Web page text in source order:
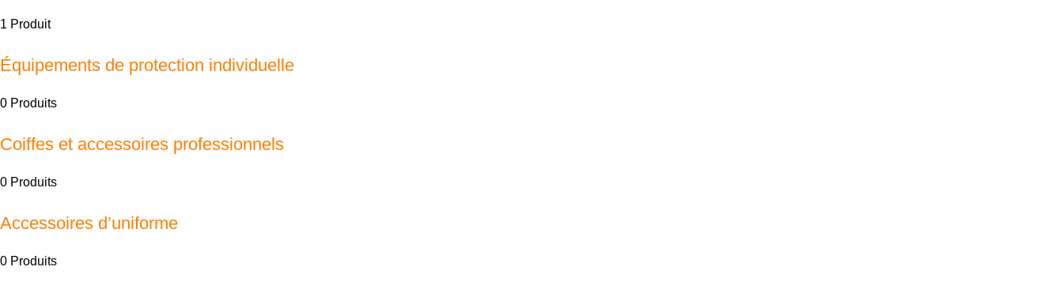
1 Produit
Équipements de protection individuelle
0 Produits
Coiffes et accessoires professionnels
0 Produits
Accessoires d’uniforme
0 Produits